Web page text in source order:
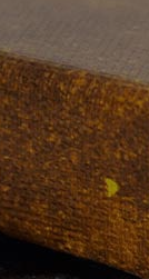
Roman Casas - Decadent Young Woman 1899